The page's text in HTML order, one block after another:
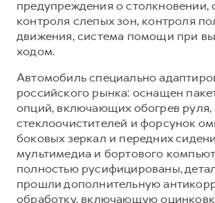
предупреждения о столкновении,
контроля слепых зон, контроля
движения, система помощи при
ходом.
Автомобиль специально
российского рынка: оснащен
опций, включающих обогрев руля,
стеклоочистителей и форсунок
боковых зеркал и передних
мультимедиа и бортового
полностью русифицированы,
прошли дополнительную
обработку, включающую